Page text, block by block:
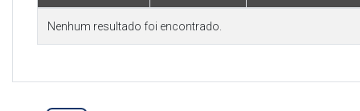
Nenhum resultado foi encontrado.